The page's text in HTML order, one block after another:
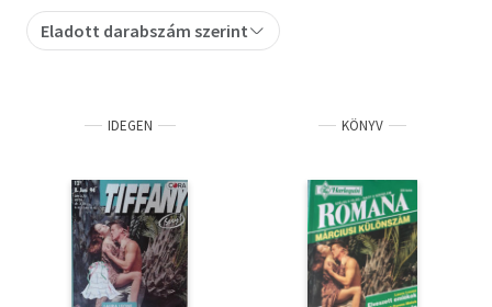
Szakkönyv
Tankönyv, segédkönyv
Társadalomtudomány
Természettudomány
Történelem
Eladott darabszám szerint
IDEGEN KÖNYV